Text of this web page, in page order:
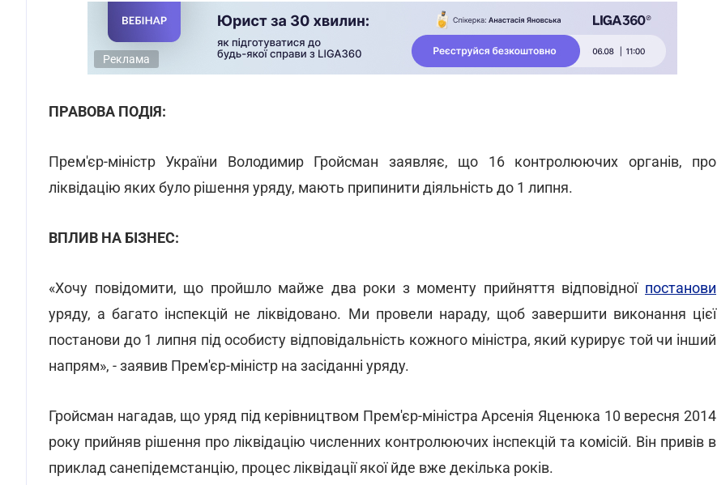
Реклама
ПРАВОВА ПОДІЯ:
Прем'єр-міністр України Володимир Гройсман заявляє, що 16 контролюючих органів, про
ліквідацію яких було рішення уряду, мають припинити діяльність до 1 липня.
ВПЛИВ НА БІЗНЕС:
«Хочу повідомити, що пройшло майже два роки з моменту прийняття відповідної постанови
уряду, а багато інспекцій не ліквідовано. Ми провели нараду, щоб завершити виконання цієї
постанови до 1 липня під особисту відповідальність кожного міністра, який курирує той чи інший
напрям», - заявив Прем'єр-міністр на засіданні уряду.
Гройсман нагадав, що уряд під керівництвом Прем'єр-міністра Арсенія Яценюка 10 вересня 2014
року прийняв рішення про ліквідацію численних контролюючих інспекцій та комісій. Він привів в
приклад санепідемстанцію, процес ліквідації якої йде вже декілька років.